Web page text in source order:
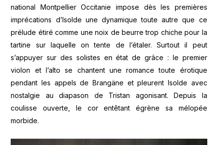
national Montpellier Occitanie impose dès les premières
imprécations d’Isolde une dynamique toute autre que ce
prélude étiré comme une noix de beurre trop chiche pour la
tartine sur laquelle on tente de l’étaler. Surtout il peut
s’appuyer sur des solistes en état de grâce : le premier
violon et l’alto se chantent une romance toute érotique
pendant les appels de Brangäne et pleurent Isolde avec
nostalgie au diapason de Tristan agonisant. Depuis la
coulisse ouverte, le cor entêtant égrène sa mélopée
morbide.